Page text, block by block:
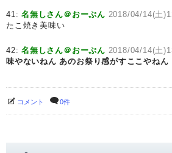
41:名無しさん＠おーぷん 2018/04/14(土
たこ焼き美味い
42:名無しさん＠おーぷん 2018/04/14(土
味やないねん あのお祭り感がすここやねん
コメント 0件